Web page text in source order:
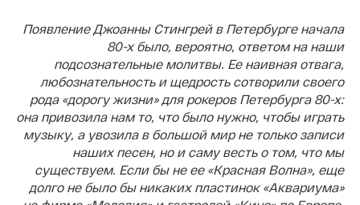
Появление Джоанны Стингрей в Петербурге начала
80-х было, вероятно, ответом на наши
подсознательные молитвы. Ее наивная отвага,
любознательность и щедрость сотворили своего
рода «дорогу жизни» для рокеров Петербурга 80-х:
она привозила нам то, что было нужно, чтобы играть
музыку, а увозила в большой мир не только записи
наших песен, но и саму весть о том, что мы
существуем. Если бы не ее «Красная Волна», еще
долго не было бы никаких пластинок «Аквариума»